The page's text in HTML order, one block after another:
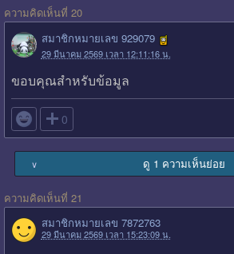
ความคิดเห็นที่ 20
สมาชิกหมายเลข 929079
29 มีนาคม 2569 เวลา 12:11:16 น.
ขอบคุณสำหรับข้อมูล
 0
∨ ดู 1 ความเห็นย่อย
ความคิดเห็นที่ 21
สมาชิกหมายเลข 7872763
29 มีนาคม 2569 เวลา 15:23:09 น.